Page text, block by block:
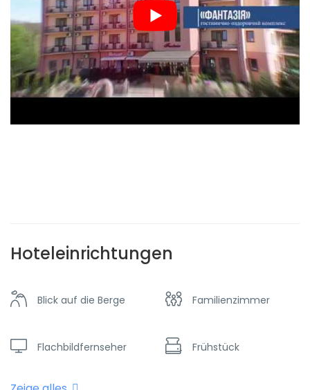
Hoteleinrichtungen
Blick auf die Berge Familienzimmer
Flachbildfernseher Frühstück